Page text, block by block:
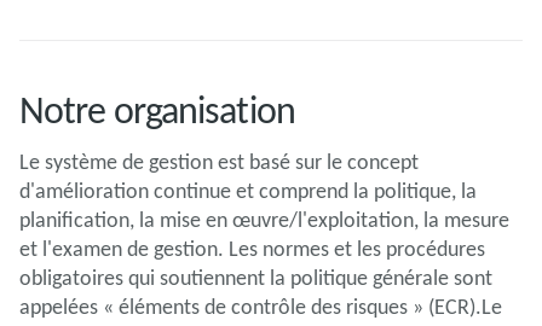
Notre organisation
Le système de gestion est basé sur le concept
d'amélioration continue et comprend la politique, la
planification, la mise en œuvre/l'exploitation, la mesure
et l'examen de gestion. Les normes et les procédures
obligatoires qui soutiennent la politique générale sont
appelées « éléments de contrôle des risques » (ECR).Le